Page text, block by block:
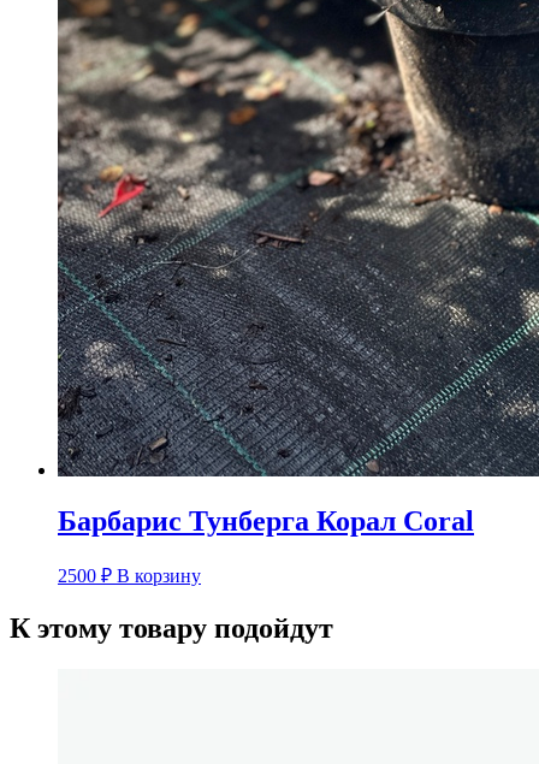
Барбарис Тунберга Корал Coral
2500 ₽ В корзину
К этому товару подойдут